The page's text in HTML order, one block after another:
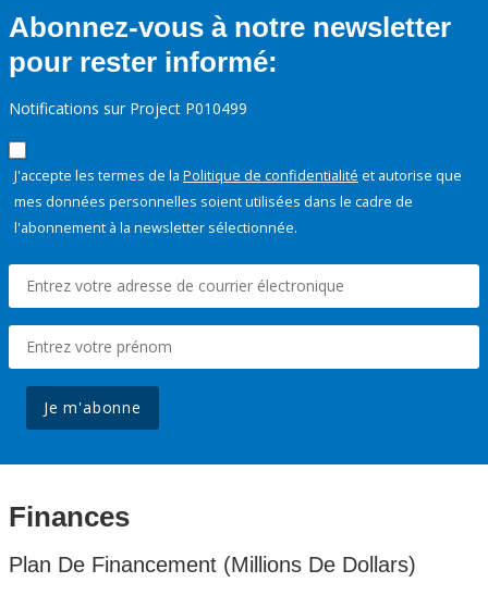
Abonnez-vous à notre newsletter
pour rester informé:
Notifications sur Project P010499
J'accepte les termes de la Politique de confidentialité et autorise que
mes données personnelles soient utilisées dans le cadre de
l'abonnement à la newsletter sélectionnée.
Je m'abonne
Finances
Plan De Financement (Millions De Dollars)